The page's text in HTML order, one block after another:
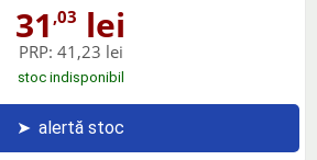
31 ,03 lei
PRP: 41,23 lei
stoc indisponibil
➤ alertă stoc